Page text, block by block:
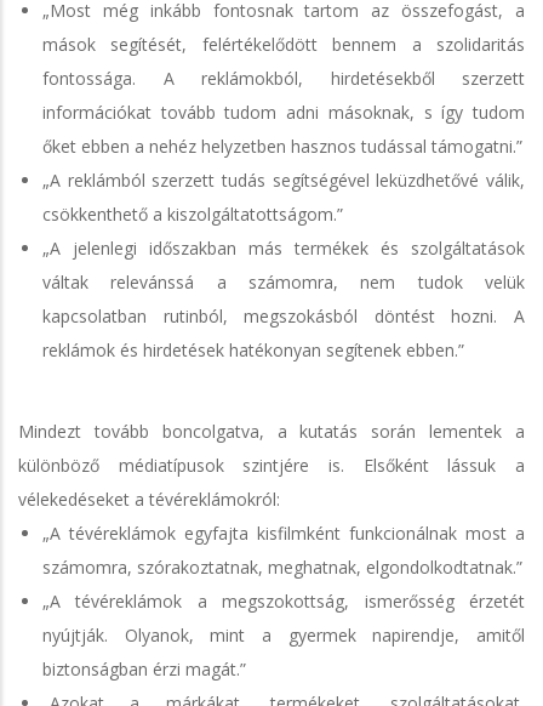
„Most még inkább fontosnak tartom az összefogást, a
mások segítését, felértékelődött bennem a szolidaritás
fontossága. A reklámokból, hirdetésekből szerzett
információkat tovább tudom adni másoknak, s így tudom
őket ebben a nehéz helyzetben hasznos tudással támogatni.”
„A reklámból szerzett tudás segítségével leküzdhetővé válik,
csökkenthető a kiszolgáltatottságom.”
„A jelenlegi időszakban más termékek és szolgáltatások
váltak relevánssá a számomra, nem tudok velük
kapcsolatban rutinból, megszokásból döntést hozni. A
reklámok és hirdetések hatékonyan segítenek ebben.”
Mindezt tovább boncolgatva, a kutatás során lementek a
különböző médiatípusok szintjére is. Elsőként lássuk a
vélekedéseket a tévéreklámokról:
„A tévéreklámok egyfajta kisfilmként funkcionálnak most a
számomra, szórakoztatnak, meghatnak, elgondolkodtatnak.”
„A tévéreklámok a megszokottság, ismerősség érzetét
nyújtják. Olyanok, mint a gyermek napirendje, amitől
biztonságban érzi magát.”